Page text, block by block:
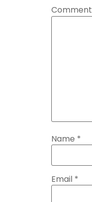
Comment
Name *
Email *